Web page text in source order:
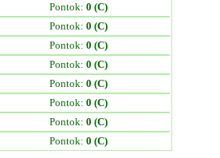
Pontok: 0 (C)
Pontok: 0 (C)
Pontok: 0 (C)
Pontok: 0 (C)
Pontok: 0 (C)
Pontok: 0 (C)
Pontok: 0 (C)
Pontok: 0 (C)